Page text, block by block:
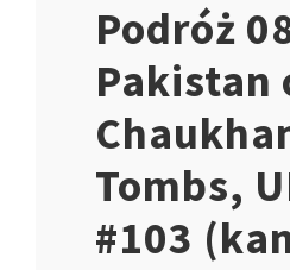
Podróż
Pakistan
Tombs,
#103